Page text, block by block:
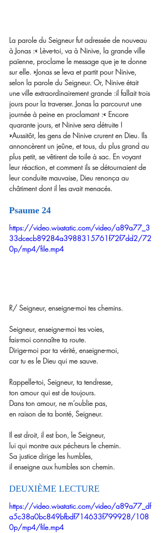
La parole du Seigneur fut adressée de nouveau
à Jonas :« Lève-toi, va à Ninive, la grande ville
païenne, proclame le message que je te donne
sur elle. »Jonas se leva et partit pour Ninive,
selon la parole du Seigneur. Or, Ninive était
une ville extraordinairement grande :il fallait trois
jours pour la traverser. Jonas la parcourut une
journée à peine en proclamant :« Encore
quarante jours, et Ninive sera détruite !
»Aussitôt, les gens de Ninive crurent en Dieu. Ils
annoncèrent un jeûne, et tous, du plus grand au
plus petit, se vêtirent de toile à sac. En voyant
leur réaction, et comment ils se détournaient de
leur conduite mauvaise, Dieu renonça au
châtiment dont il les avait menacés.
Psaume 24
https://video.wixstatic.com/video/a89a77_3
33dcecb89284a3988315761f72f7dd2/72
0p/mp4/file.mp4
R/ Seigneur, enseigne-moi tes chemins.
Seigneur, enseigne-moi tes voies,
fais-moi connaître ta route.
Dirige-moi par ta vérité, enseigne-moi,
car tu es le Dieu qui me sauve.
Rappelle-toi, Seigneur, ta tendresse,
ton amour qui est de toujours.
Dans ton amour, ne m’oublie pas,
en raison de ta bonté, Seigneur.
Il est droit, il est bon, le Seigneur,
lui qui montre aux pécheurs le chemin.
Sa justice dirige les humbles,
il enseigne aux humbles son chemin.
DEUXIÈME LECTURE
https://video.wixstatic.com/video/a89a77_df
a5c38a0bc849bfbdf714633f799928/108
0p/mp4/file.mp4